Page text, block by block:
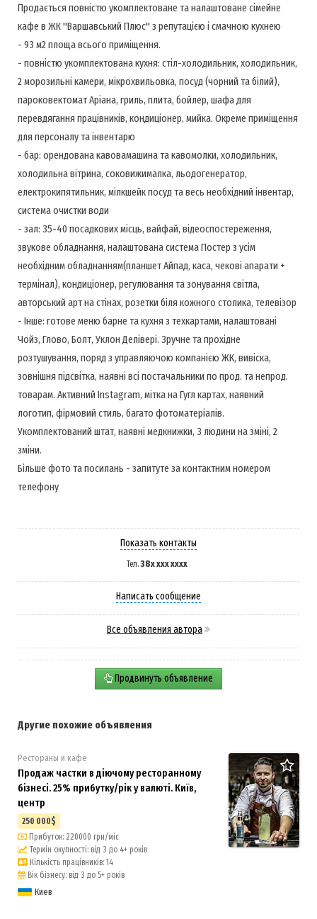
Продається повністю укомплектоване та налаштоване сімейне
кафе в ЖК "Варшавський Плюс" з репутацією і смачною кухнею
- 93 м2 площа всього приміщення.
- повністю укомплектована кухня: стіл-холодильник, холодильник,
2 морозильні камери, мікрохвильовка, посуд (чорний та білий),
пароковектомат Аріана, гриль, плита, бойлер, шафа для
перевдягання працівників, кондиціонер, мийка. Окреме приміщення
для персоналу та інвентарю
- бар: орендована кавовамашина та кавомолки, холодильник,
холодильна вітрина, соковижималка, льодогенератор,
електрокипятильник, мілкшейк посуд та весь необхідний інвентар,
система очистки води
- зал: 35-40 посадкових місць, вайфай, відеоспостереження,
звукове обладнання, налаштована система Постер з усім
необхідним обладнанням(планшет Айпад, каса, чекові апарати +
термінал), кондиціонер, регулювання та зонування світла,
авторський арт на стінах, розетки біля кожного столика, телевізор
- Інше: готове меню барне та кухня з техкартами, налаштовані
Чойз, Глово, Болт, Уклон Делівері. Зручне та прохідне
розтушування, поряд з управляючою компанією ЖК, вивіска,
зовнішня підсвітка, наявні всі постачальники по прод. та непрод.
товарам. Активний Instagram, мітка на Гугл картах, наявний
логотип, фірмовий стиль, багато фотоматеріалів.
Укомплектований штат, наявні медкнижки, 3 людини на зміні, 2
зміни.
Більше фото та посилань - запитуте за контактним номером
телефону
Показать контакты
Тел.38x xxx xxxx
Написать сообщение
Все объявления автора
Продвинуть объявление
Другие похожие объявления
Рестораны и кафе
Продаж частки в діючому ресторанному
бізнесі. 25% прибутку/рік у валюті. Київ,
центр
250 000$
Прибуток: 220000 грн/міс
Термін окупності: від 3 до 4+ років
Кількість працівників: 14
Вік бізнесу: від 3 до 5+ років
Киев